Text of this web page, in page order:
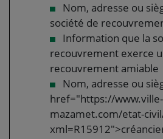
Nom, adresse ou
société de
Information que la
recouvrement exerce
recouvrement amiable
Nom, adresse ou
href="https://www.ville-
mazamet.com/etat-